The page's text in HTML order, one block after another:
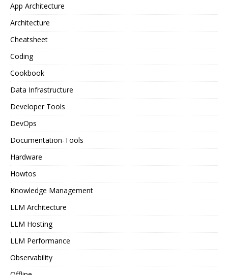
App Architecture
Architecture
Cheatsheet
Coding
Cookbook
Data Infrastructure
Developer Tools
DevOps
Documentation-Tools
Hardware
Howtos
Knowledge Management
LLM Architecture
LLM Hosting
LLM Performance
Observability